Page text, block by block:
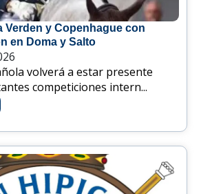
Verden y Copenhague con
en Doma y Salto
volverá a estar presente
competiciones intern...